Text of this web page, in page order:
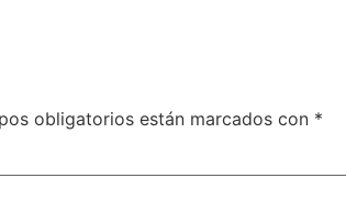
obligatorios están marcados con *